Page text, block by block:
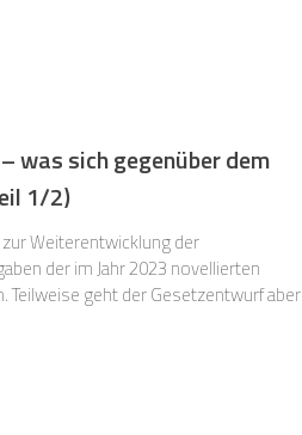
was sich gegenüber dem
1/2)
Weiterentwicklung der
der im Jahr 2023 novellierten
geht der Gesetzentwurf aber